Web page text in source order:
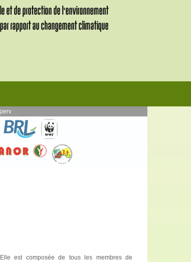
activités en AE mises en œuvre en par DURRELL - Projet VALIHA
Elle est composée de tous les membres de